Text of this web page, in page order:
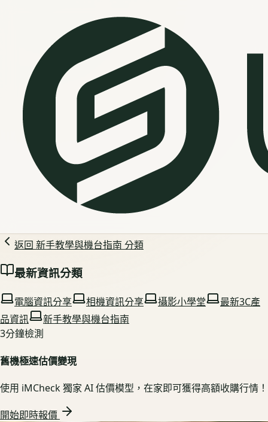
返回 新手教學與機台指南 分類
最新資訊分類
電腦資訊分享 相機資訊分享 攝影小學堂
最新3C產
品資訊
新手教學與機台指南
3分鐘檢測
舊機極速估價變現
使用 iMCheck 獨家 AI 估價模型，在家即可獲得高額收購行情！
開始即時報價